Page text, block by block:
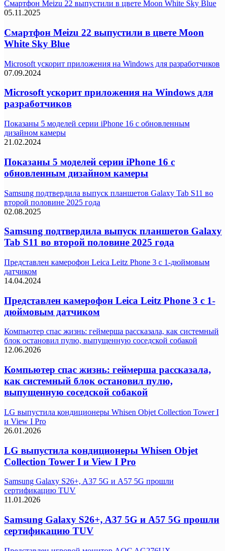
Смартфон Meizu 22 выпустили в цвете Moon White Sky Blue
05.11.2025
Смартфон Meizu 22 выпустили в цвете Moon
White Sky Blue
Microsoft ускорит приложения на Windows для разработчиков
07.09.2024
Microsoft ускорит приложения на Windows для
разработчиков
Показаны 5 моделей серии iPhone 16 с обновленным
дизайном камеры
21.02.2024
Показаны 5 моделей серии iPhone 16 с
обновленным дизайном камеры
Samsung подтвердила выпуск планшетов Galaxy Tab S11 во
второй половине 2025 года
02.08.2025
Samsung подтвердила выпуск планшетов Galaxy
Tab S11 во второй половине 2025 года
Представлен камерофон Leica Leitz Phone 3 с 1-дюймовым
датчиком
14.04.2024
Представлен камерофон Leica Leitz Phone 3 с 1-
дюймовым датчиком
Компьютер спас жизнь: геймерша рассказала, как системный
блок остановил пулю, выпущенную соседской собакой
12.06.2026
Компьютер спас жизнь: геймерша рассказала,
как системный блок остановил пулю,
выпущенную соседской собакой
LG выпустила кондиционеры Whisen Objet Collection Tower I
и View I Pro
26.01.2026
LG выпустила кондиционеры Whisen Objet
Collection Tower I и View I Pro
Samsung Galaxy S26+, A37 5G и A57 5G прошли
сертификацию TUV
11.01.2026
Samsung Galaxy S26+, A37 5G и A57 5G прошли
сертификацию TUV